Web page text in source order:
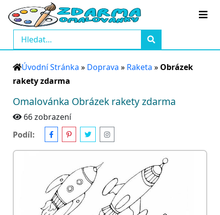
Úvodní Stránka » Doprava » Raketa » Obrázek
rakety zdarma
Omalovánka Obrázek rakety zdarma
66 zobrazení
Podíl: